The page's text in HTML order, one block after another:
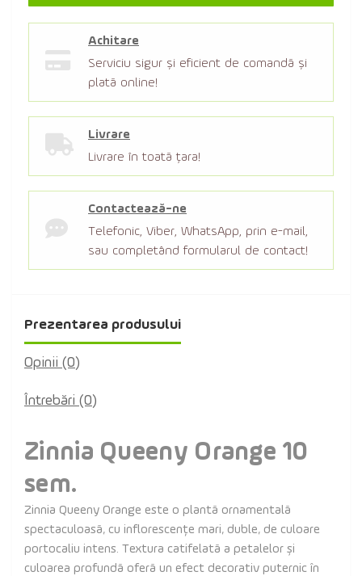
Achitare
Serviciu sigur şi eficient de comandă şi
plată online!
Livrare
Livrare în toată țara!
Contactează-ne
Telefonic, Viber, WhatsApp, prin e-mail,
sau completând formularul de contact!
Prezentarea produsului
Opinii (0)
Întrebări (0)
Zinnia Queeny Orange 10
sem.
Zinnia Queeny Orange este o plantă ornamentală
spectaculoasă, cu inflorescențe mari, duble, de culoare
portocaliu intens. Textura catifelată a petalelor și
culoarea profundă oferă un efect decorativ puternic în